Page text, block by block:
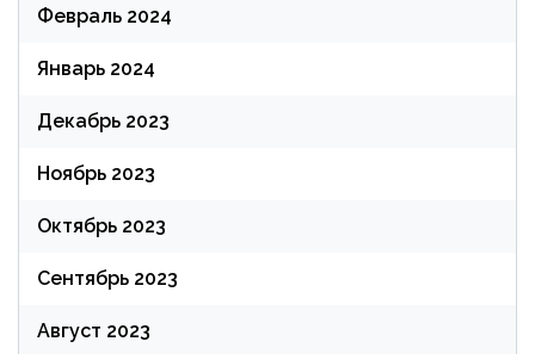
Февраль 2024
Январь 2024
Декабрь 2023
Ноябрь 2023
Октябрь 2023
Сентябрь 2023
Август 2023